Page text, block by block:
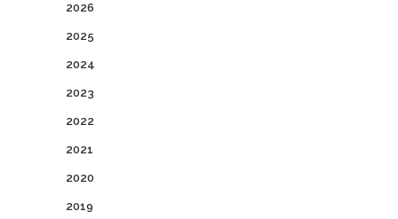
2026
2025
2024
2023
2022
2021
2020
2019